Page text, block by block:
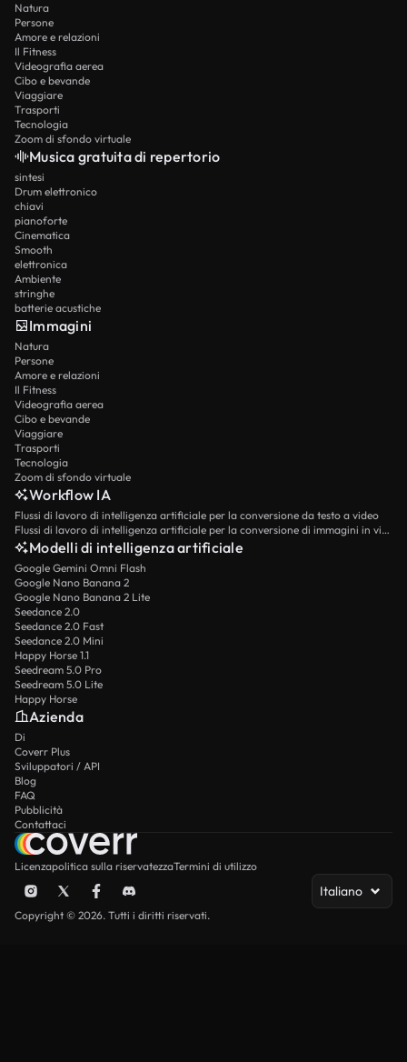
Natura
Persone
Amore e relazioni
Il Fitness
Videografia aerea
Cibo e bevande
Viaggiare
Trasporti
Tecnologia
Zoom di sfondo virtuale
Musica gratuita di repertorio
sintesi
Drum elettronico
chiavi
pianoforte
Cinematica
Smooth
elettronica
Ambiente
stringhe
batterie acustiche
Immagini
Natura
Persone
Amore e relazioni
Il Fitness
Videografia aerea
Cibo e bevande
Viaggiare
Trasporti
Tecnologia
Zoom di sfondo virtuale
Workflow IA
Flussi di lavoro di intelligenza artificiale per la conversione da testo a video
Flussi di lavoro di intelligenza artificiale per la conversione di immagini in video
Modelli di intelligenza artificiale
Google Gemini Omni Flash
Google Nano Banana 2
Google Nano Banana 2 Lite
Seedance 2.0
Seedance 2.0 Fast
Seedance 2.0 Mini
Happy Horse 1.1
Seedream 5.0 Pro
Seedream 5.0 Lite
Happy Horse
Azienda
Di
Coverr Plus
Sviluppatori / API
Blog
FAQ
Pubblicità
Contattaci
Licenzapolitica sulla riservatezzaTermini di utilizzo
Italiano
Copyright © 2026. Tutti i diritti riservati.